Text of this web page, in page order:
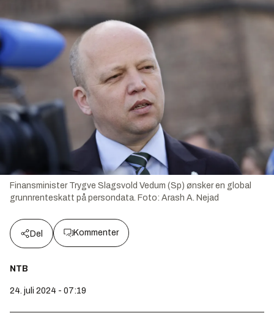
Finansminister Trygve Slagsvold Vedum (Sp) ønsker en global
grunnrenteskatt på persondata. Foto: Arash A. Nejad
Del Kommenter
NTB
24. juli 2024 - 07:19